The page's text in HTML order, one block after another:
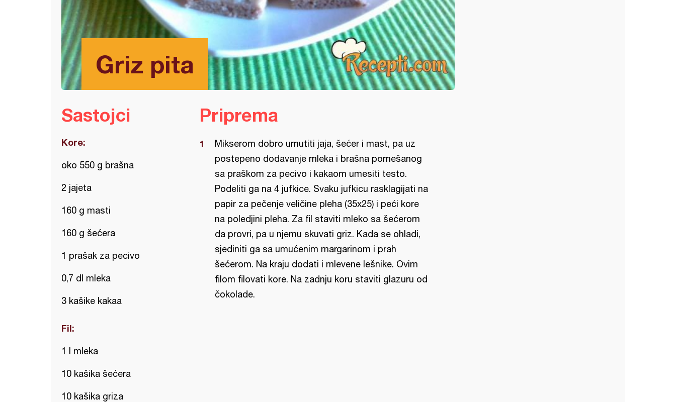
Griz pita
Sastojci
Kore:
oko 550 g brašna
2 jajeta
160 g masti
160 g šećera
1 prašak za pecivo
0,7 dl mleka
3 kašike kakaa
Fil:
1 l mleka
10 kašika šećera
10 kašika griza
Priprema
Mikserom dobro umutiti jaja, šećer i mast, pa uz
postepeno dodavanje mleka i brašna pomešanog
sa praškom za pecivo i kakaom umesiti testo.
Podeliti ga na 4 jufkice. Svaku jufkicu rasklagijati na
papir za pečenje veličine pleha (35x25) i peći kore
na poledjini pleha. Za fil staviti mleko sa šećerom
da provri, pa u njemu skuvati griz. Kada se ohladi,
sjediniti ga sa umućenim margarinom i prah
šećerom. Na kraju dodati i mlevene lešnike. Ovim
filom filovati kore. Na zadnju koru staviti glazuru od
čokolade.